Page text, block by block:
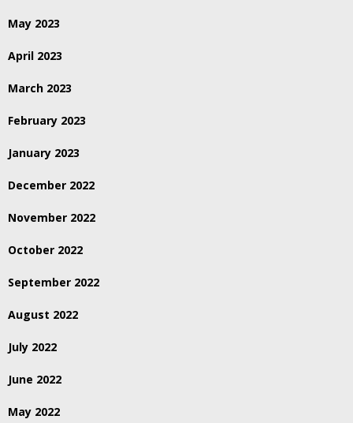
May 2023
April 2023
March 2023
February 2023
January 2023
December 2022
November 2022
October 2022
September 2022
August 2022
July 2022
June 2022
May 2022